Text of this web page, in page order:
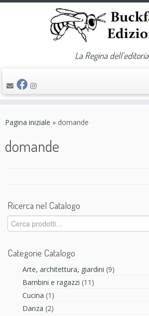
La Regina dell'editoria
Pagina iniziale » domande
domande
Ricerca nel Catalogo
Cerca:
Categorie Catalogo
Arte, architettura, giardini (9)
Bambini e ragazzi (11)
Cucina (1)
Danza (2)